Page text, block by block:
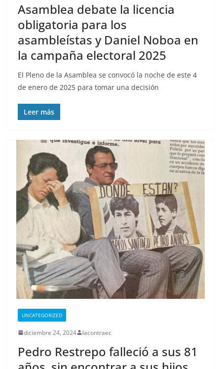
Asamblea debate la licencia
obligatoria para los
asambleístas y Daniel Noboa en
la campaña electoral 2025
El Pleno de la Asamblea se convocó la noche de este 4
de enero de 2025 para tomar una decisión
Leer más
UNCATEGORIZED
diciembre 24, 2024 lacontraec
Pedro Restrepo falleció a sus 81